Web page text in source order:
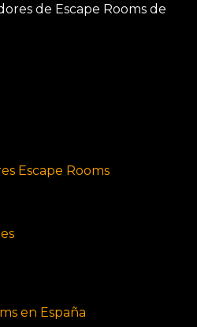
de Escape Rooms de
Escape Rooms
en España